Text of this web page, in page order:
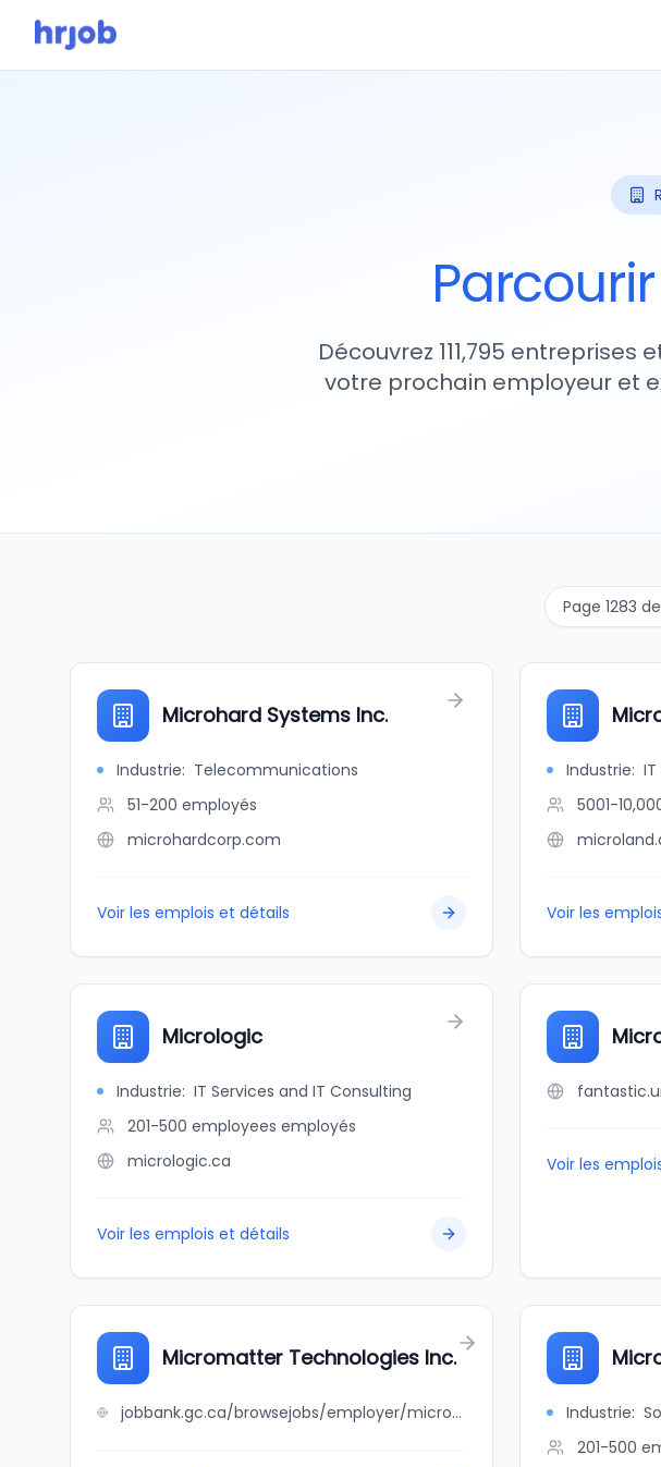
Découvrez 111,795
votre prochain employeur et
Page 1283
Microhard Systems Inc.
Industrie: Telecommunications
51-200 employés
microhardcorp.com
Voir les emplois et détails
Industrie:
5001-
Voir les
Micrologic
Industrie: IT Services and IT Consulting
201-500 employees employés
micrologic.ca
Voir les emplois et détails
Voir les
Micromatter Technologies Inc.
jobbank.gc.ca/browsejobs/employer/micromatter+technologies+inc./ca Industrie:
201-500